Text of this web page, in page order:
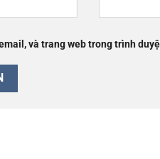
và trang web trong trình